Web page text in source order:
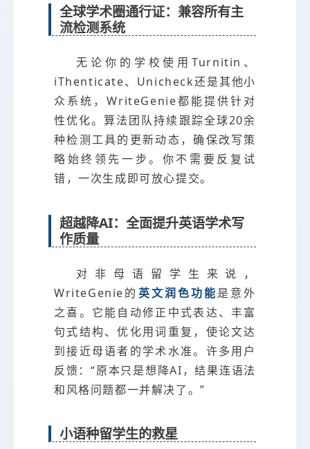
全球学术圈通行证：兼容所有主
流检测系统
无论你的学校使用Turnitin、
iThenticate、Unicheck还是其他小
众系统，WriteGenie都能提供针对
性优化。算法团队持续跟踪全球20余
种检测工具的更新动态，确保改写策
略始终领先一步。你不需要反复试
错，一次生成即可放心提交。
超越降AI：全面提升英语学术写
作质量
对非母语留学生来说，
WriteGenie的 英文润色功能是意外
之喜。它能自动修正中式表达、丰富
句式结构、优化用词重复，使论文达
到接近母语者的学术水准。许多用户
反馈：“原本只是想降AI，结果连语法
和风格问题都一并解决了。”
小语种留学生的救星